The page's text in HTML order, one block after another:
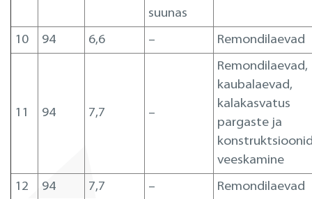
suunas
10 94 6,6 – Remondilaevad
11 94 7,7 –
Remondilaevad,
kaubalaevad,
kalakasvatus
pargaste ja
veeskamine
12
94 7,7 –
Remondilaevad